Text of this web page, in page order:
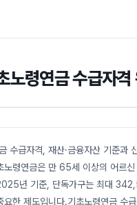
노령연금 수급자
수급자격, 재산·금융자산 기준
노령연금은 만 65세 이상의 어르
년 기준, 단독가구는 최대
요한 제도입니다.기초노령연금